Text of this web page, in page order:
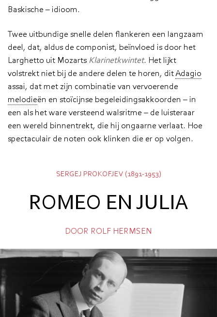
Baskische – idioom.
Twee uitbundige snelle delen flankeren een langzaam
deel, dat, aldus de componist, beïnvloed is door het
Larghetto uit Mozarts Klarinetkwintet. Het lijkt
volstrekt niet bij de andere delen te horen, ditAdagio
assai, dat met zijn combinatie van vervoerende
melodieën en stoïcijnse begeleidingsakkoorden – in
een als het ware versteend walsritme – de luisteraar
een wereld binnentrekt, die hij ongaarne verlaat. Hoe
spectaculair de noten ook klinken die er op volgen.
SERGEJ PROKOFJEV (1891-1953)
ROMEO EN JULIA
DOOR ROLF HERMSEN